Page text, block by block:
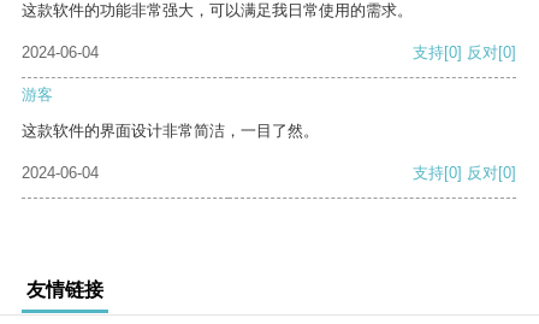
这款软件的功能非常强大，可以满足我日常使用的需求。
2024-06-04 支持[0] 反对[0]
游客
这款软件的界面设计非常简洁，一目了然。
2024-06-04 支持[0] 反对[0]
友情链接